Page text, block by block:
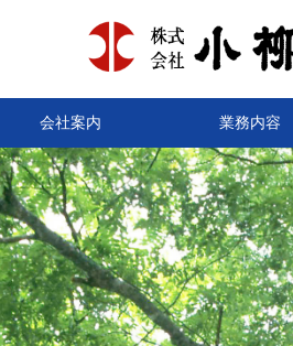
会社案内 業務内容